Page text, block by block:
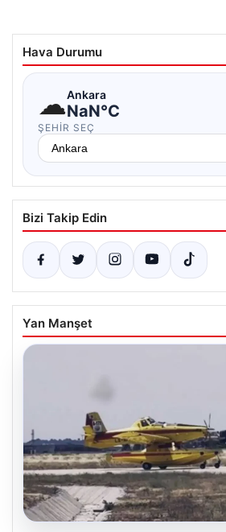
Hava Durumu
☁Ankara
NaN°C
ŞEHIR SEÇ
Bizi Takip Edin
Yan Manşet